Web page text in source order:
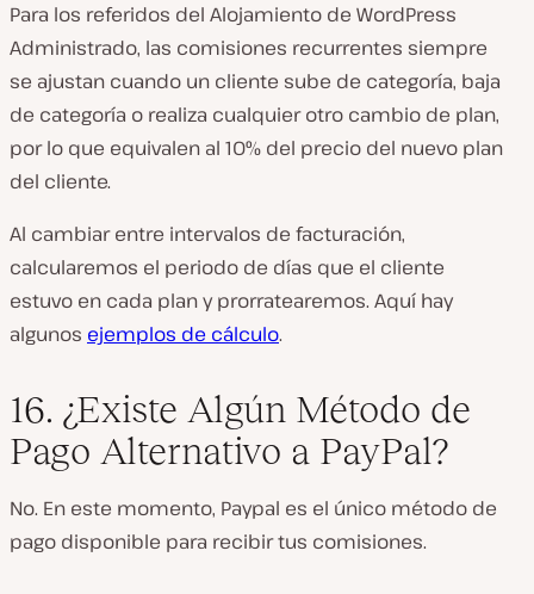
Para los referidos del Alojamiento de WordPress
Administrado, las comisiones recurrentes siempre
se ajustan cuando un cliente sube de categoría, baja
de categoría o realiza cualquier otro cambio de plan,
por lo que equivalen al 10% del precio del nuevo plan
del cliente.
Al cambiar entre intervalos de facturación,
calcularemos el periodo de días que el cliente
estuvo en cada plan y prorratearemos. Aquí hay
algunos ejemplos de cálculo.
16. ¿Existe Algún Método de
Pago Alternativo a PayPal?
No. En este momento, Paypal es el único método de
pago disponible para recibir tus comisiones.